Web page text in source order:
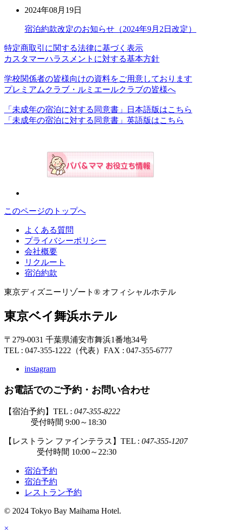
2024年08月19日
宿泊約款改定のお知らせ（2024年9月2日改定）
特定商取引に関する法律に基づく表示
カスタマーハラスメントに対する基本方針
学校関係者の皆様向けの資料をご用意しております
プレミアムクラブ・ルミエールクラブの皆様へ
「未成年の宿泊に対する同意書」日本語版はこちら
「未成年の宿泊に対する同意書」英語版はこちら
このページのトップへ
よくある質問
プライバシーポリシー
会社概要
リクルート
宿泊約款
東京ディズニーリゾート® オフィシャルホテル
東京ベイ舞浜ホテル
〒279-0031 千葉県浦安市舞浜1番地34号
TEL : 047-355-1222（代表） FAX : 047-355-6777
instagram
お電話でのご予約・お問い合わせ
【宿泊予約】TEL : 047-355-8222
受付時間 9:00～18:30
【レストラン ファインテラス】TEL : 047-355-1207
受付時間 10:00～22:30
宿泊予約
宿泊予約
レストラン予約
© 2024 Tokyo Bay Maihama Hotel.
×